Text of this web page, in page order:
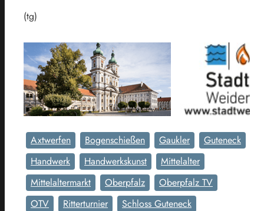
(tg)
Axtwerfen Bogenschießen Gaukler
Guteneck
Handwerk
Handwerkskunst
Mittelalter
Mittelaltermarkt
Oberpfalz
Oberpfalz TV
OTV
Ritterturnier Schloss Guteneck